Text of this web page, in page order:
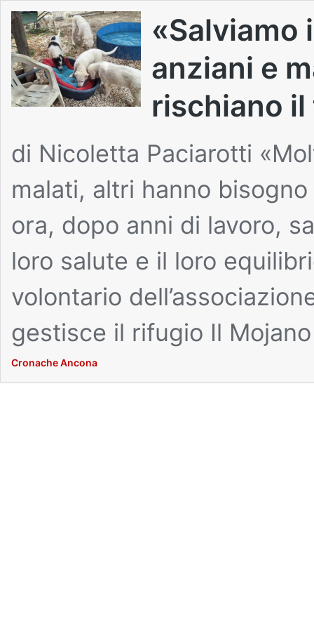
«Salviamo
anziani e
rischiano
di Nicoletta Paciarotti
malati, altri hanno
ora, dopo anni di lavoro,
loro salute e il loro
volontario
gestisce il rifugio Il
Cronache Ancona